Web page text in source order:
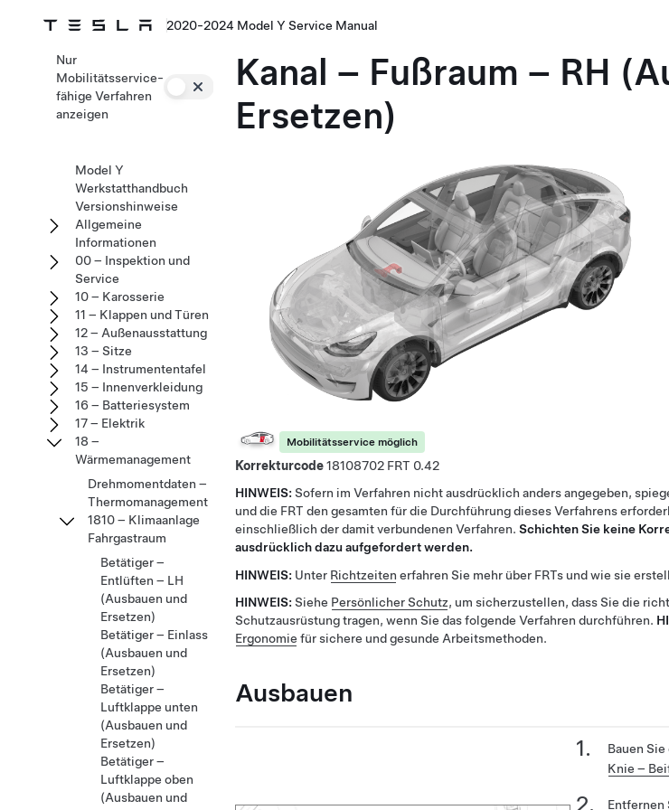
2020-2024 Model Y Service Manual
Kanal – Fußraum – RH
Ersetzen)
Mobilitätsservice möglich
Korrekturcode18108702
0.42
HINWEIS: Sofern im Verfahren nicht ausdrücklich anders angegeben,
und die FRT den gesamten für die Durchführung dieses Verfahrens
einschließlich der damit verbundenen Verfahren. Schichten Sie keine
ausdrücklich dazu aufgefordert werden.
HINWEIS: Unter Richtzeiten erfahren Sie mehr über FRTs und wie sie
HINWEIS: Siehe Persönlicher Schutz, um sicherzustellen, dass Sie die
Schutzausrüstung tragen, wenn Sie das folgende Verfahren durchführen.
Ergonomie für sichere und gesunde Arbeitsmethoden.
Ausbauen
Bauen
Knie –
Entfernen
Nur
Mobilitätsservice-
fähige Verfahren
anzeigen
Model Y
Werkstatthandbuch
Versionshinweise
Allgemeine
Informationen
00 – Inspektion und
Service
10 – Karosserie
11 – Klappen und Türen
12 – Außenausstattung
13 – Sitze
14 – Instrumententafel
15 – Innenverkleidung
16 – Batteriesystem
17 – Elektrik
18 –
Wärmemanagement
Drehmomentdaten –
Thermomanagement
1810 – Klimaanlage
Fahrgastraum
Betätiger –
Entlüften – LH
(Ausbauen und
Ersetzen)
Betätiger – Einlass
(Ausbauen und
Ersetzen)
Betätiger –
Luftklappe unten
(Ausbauen und
Ersetzen)
Betätiger –
Luftklappe oben
(Ausbauen und